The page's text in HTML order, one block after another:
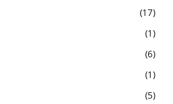
17
1
6
1
5